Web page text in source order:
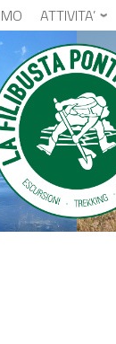
ATTIVITA’